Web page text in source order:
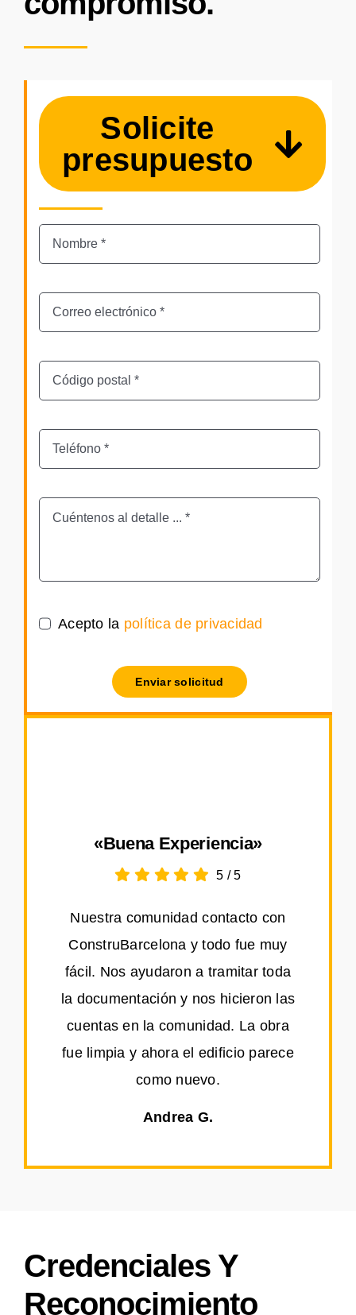
Solicite
presupuesto
Acepto la política de privacidad
Enviar solicitud
«Buena Experiencia»
5 /5
Nuestra comunidad contacto con
ConstruBarcelona y todo fue muy
fácil. Nos ayudaron a tramitar toda
la documentación y nos hicieron las
cuentas en la comunidad. La obra
fue limpia y ahora el edificio parece
como nuevo.
Andrea G.
Credenciales Y
Reconocimiento